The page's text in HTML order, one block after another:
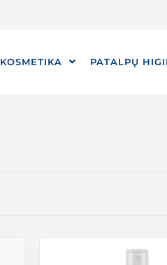
KOSMETIKA PATALPŲ